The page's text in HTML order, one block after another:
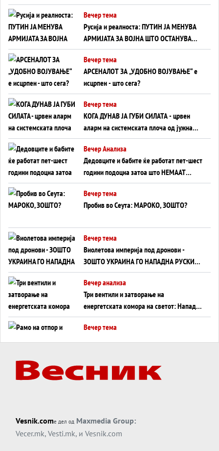
тајните на политиката на балансирање
на Вучиќ
Вечер тема
Русија и реалноста: ПУТИН ЈА МЕНУВА
АРМИЈАТА ЗА ВОЈНА ШТО ОСТАНУВА
БЕЗ ФРОНТ
Вечер тема
АРСЕНАЛОТ ЗА „УДОБНО ВОЈУВАЊЕ“ е
исцрпен - што сега?
Вечер тема
КОГА ДУНАВ ЈА ГУБИ СИЛАТА - црвен
аларм на системската плоча од јужна
Германија до Црното Море...
Вечер Анализа
Дедовците и бабите ќе работат пет-шест
години подоцна затоа што НЕМААТ
ВНУЦИ ДА ГИ ЗАМЕНАТ
Вечер тема
Пробив во Сеута: МАРОКО, ЗОШТО?
Вечер тема
Виолетова империја под дронови -
ЗОШТО УКРАИНА ГО НАПАДНА РУСКИОТ
WILDBERRIES
Вечер анализа
Три вентили и затворање на
енергетската комора на светот: Нападот
во Суец најавува глобален енергетски
инфаркт?
Вечер тема
Вечер тема
Вечер тема
Трамп тврди дека повторно „разговара“
Vesnik.comе дел од Maxmedia Group:
Vecer.mk, Vesti.mk, и Vesnik.com